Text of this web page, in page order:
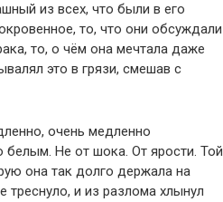
из всех, что были в его
то, что они обсуждали
то, о чём она мечтала даже
это в грязи, смешав с
очень медленно
белым. Не от шока. От ярости. Той
она так долго держала на
треснуло, и из разлома хлынул